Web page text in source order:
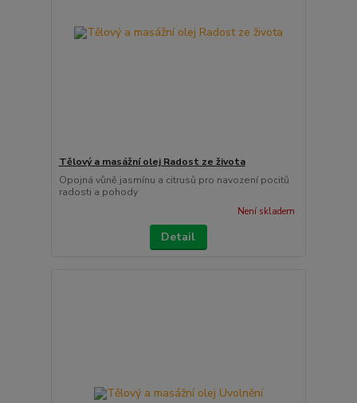
Tělový a masážní olej Radost ze života
Opojná vůně jasmínu a citrusů pro navození pocitů
radosti a pohody
Není skladem
Detail